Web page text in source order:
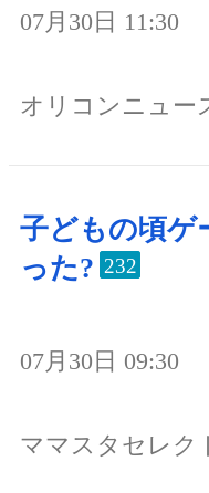
07月30日 11:30
オリコンニュー
子どもの頃ゲ
った? 232
07月30日 09:30
ママスタセレク